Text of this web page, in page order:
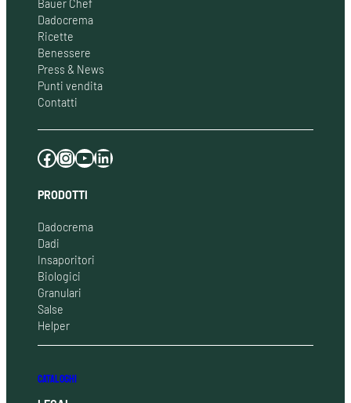
Bauer Chef
Dadocrema
Ricette
Benessere
Press & News
Punti vendita
Contatti
Facebook Instagram YouTube LinkedIn
PRODOTTI
Dadocrema
Dadi
Insaporitori
Biologici
Granulari
Salse
Helper
CATALOGHI